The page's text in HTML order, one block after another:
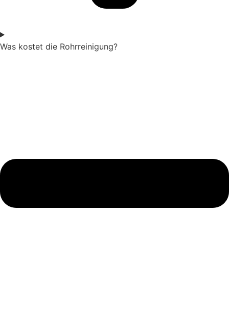
Was kostet die Rohrreinigung?